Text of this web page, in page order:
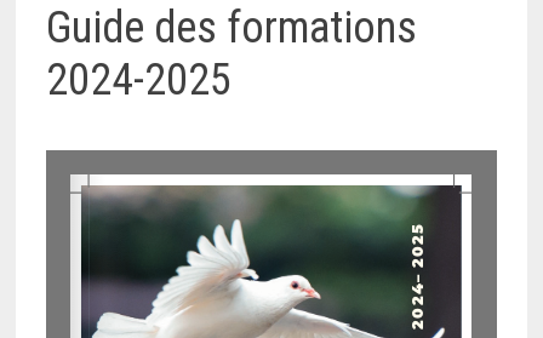
Guide des formations
2024-2025